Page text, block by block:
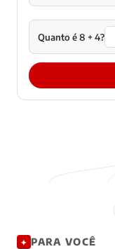
Quanto é 8 + 4?
✦ PARA VOCÊ